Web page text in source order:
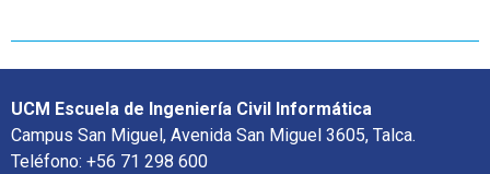
UCM Escuela de Ingeniería Civil Informática
Campus San Miguel, Avenida San Miguel 3605, Talca.
Teléfono: +56 71 298 600